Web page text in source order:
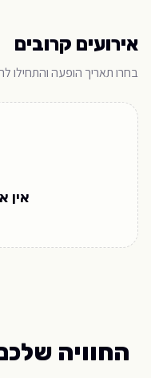
אירועים קרובים
בחרו תאריך הופעה
אין
החוויה